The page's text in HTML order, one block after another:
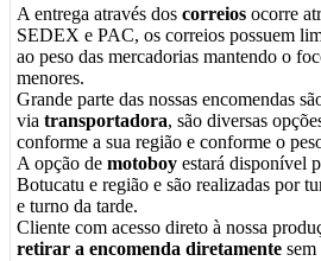
A entrega através dos correios ocorre
SEDEX e PAC, os correios possuem
ao peso das mercadorias mantendo o
menores.
Grande parte das nossas encomendas
via transportadora, são diversas
conforme a sua região e conforme o
A opção de motoboy estará disponível
Botucatu e região e são realizadas por
e turno da tarde.
Cliente com acesso direto à nossa
retirar a encomenda diretamente sem